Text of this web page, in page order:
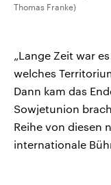
Thomas Franke)
„Lange Zeit war
welches
Dann kam das
Sowjetunion
Reihe von diesen
internationale